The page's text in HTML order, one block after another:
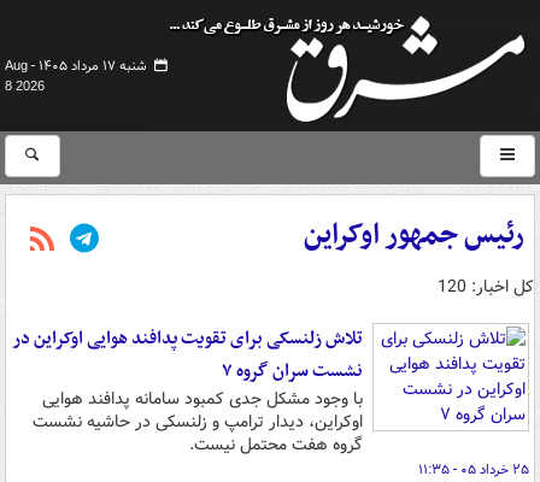
شنبه ۱۷ مرداد ۱۴۰۵ -
Aug
8 2026
رئیس جمهور اوکراین
کل اخبار: 120
تلاش زلنسکی برای تقویت پدافند هوایی اوکراین در
نشست سران گروه ۷
با وجود مشکل جدی کمبود سامانه پدافند هوایی
اوکراین، دیدار ترامپ و زلنسکی در حاشیه نشست
گروه هفت محتمل نیست.
۲۵ خرداد ۰۵ - ۱۱:۳۵